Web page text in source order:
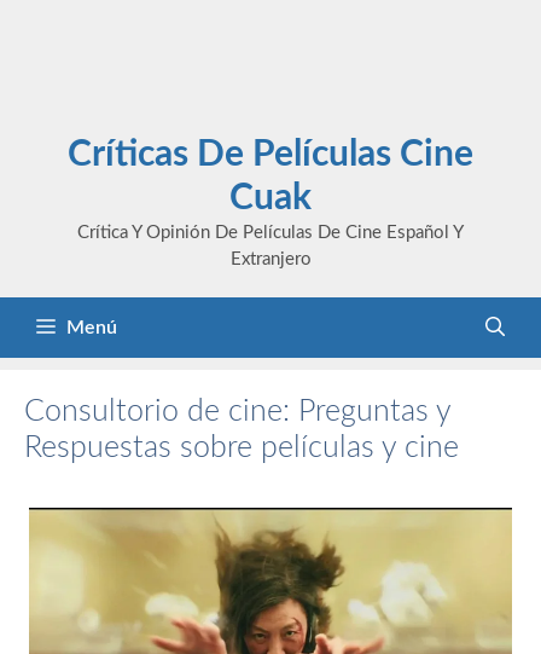
Críticas De Películas Cine
Cuak
Crítica Y Opinión De Películas De Cine Español Y
Extranjero
Menú
Consultorio de cine: Preguntas y
Respuestas sobre películas y cine